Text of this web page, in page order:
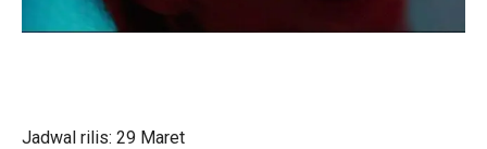
Jadwal rilis: 29 Maret